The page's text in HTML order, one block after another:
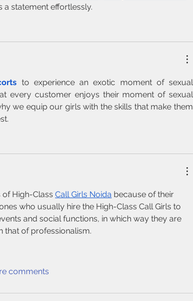
a statement effortlessly.
to experience an exotic moment of sexual
every customer enjoys their moment of sexual
we equip our girls with the skills that make them
High-Class Call Girls Noida because of their
who usually hire the High-Class Call Girls to
and social functions, in which way they are
that of professionalism.
comments